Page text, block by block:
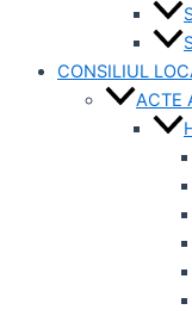
CONSILIUL
ACTE